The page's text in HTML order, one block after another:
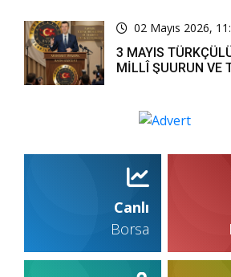
02 Mayıs 2026,
3 MAYIS
MİLLÎ ŞUURUN VE
Canlı
Borsa